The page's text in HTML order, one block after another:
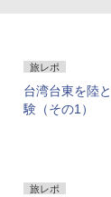
旅レポ
台湾台東を陸
験（その1）
旅レポ